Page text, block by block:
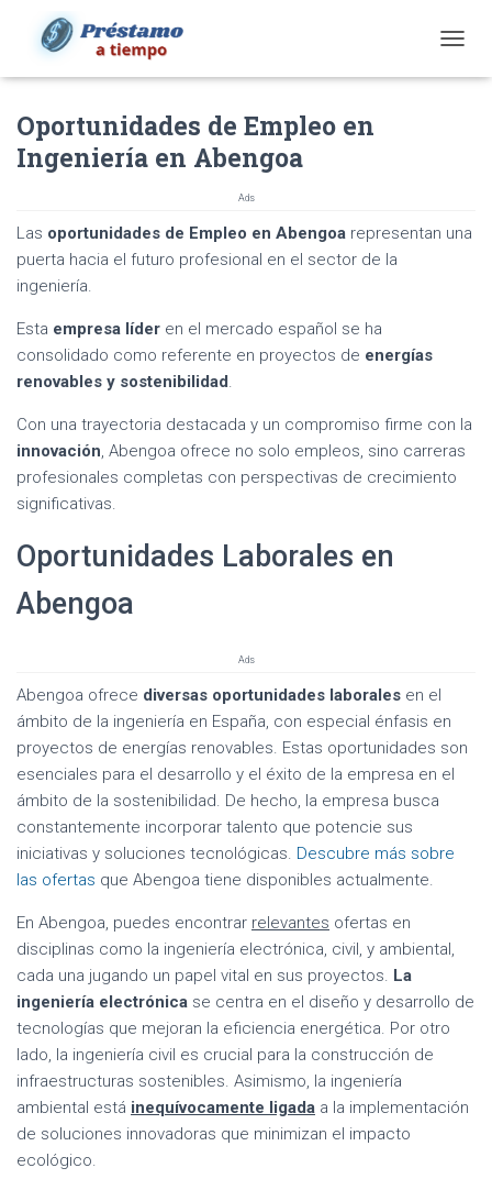
O
I
Oportunidades de Empleo en
Ingeniería en Abengoa
Ads
Las oportunidades de Empleo en Abengoa representan una
puerta hacia el futuro profesional en el sector de la
ingeniería.
Esta empresa líder en el mercado español se ha
consolidado como referente en proyectos de energías
renovables y sostenibilidad.
Con una trayectoria destacada y un compromiso firme con la
innovación, Abengoa ofrece no solo empleos, sino carreras
profesionales completas con perspectivas de crecimiento
significativas.
Oportunidades Laborales en
Abengoa
Ads
Abengoa ofrece diversas oportunidades laborales en el
ámbito de la ingeniería en España, con especial énfasis en
proyectos de energías renovables. Estas oportunidades son
esenciales para el desarrollo y el éxito de la empresa en el
ámbito de la sostenibilidad. De hecho, la empresa busca
constantemente incorporar talento que potencie sus
iniciativas y soluciones tecnológicas. Descubre más sobre
las ofertas que Abengoa tiene disponibles actualmente.
En Abengoa, puedes encontrar relevantes ofertas en
disciplinas como la ingeniería electrónica, civil, y ambiental,
cada una jugando un papel vital en sus proyectos. La
ingeniería electrónica se centra en el diseño y desarrollo de
tecnologías que mejoran la eficiencia energética. Por otro
lado, la ingeniería civil es crucial para la construcción de
infraestructuras sostenibles. Asimismo, la ingeniería
ambiental está inequívocamente ligada a la implementación
de soluciones innovadoras que minimizan el impacto
ecológico.